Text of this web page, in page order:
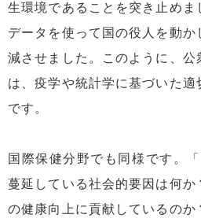
生環境であることを突き止め
データを使って国の役人を動
減させました。このように、公
は、疫学や統計学に基づいた適
です。
国際保健分野でも同様です。
蔓延している社会的要因は何か
の健康向上に貢献しているの